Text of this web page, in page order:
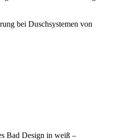
Bad Design in weiß –